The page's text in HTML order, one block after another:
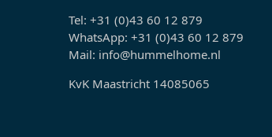
Tel: +31 (0)43 60 12 879
WhatsApp: +31 (0)43 60 12 879
Mail: info@hummelhome.nl
KvK Maastricht 14085065